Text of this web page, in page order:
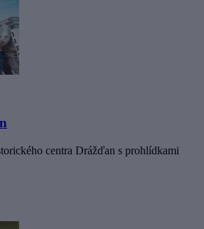
centra Drážďan s prohlídkami